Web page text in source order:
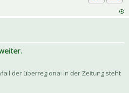
Zitat
der überregional in der Zeitung steht